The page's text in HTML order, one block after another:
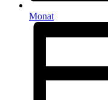
Monat